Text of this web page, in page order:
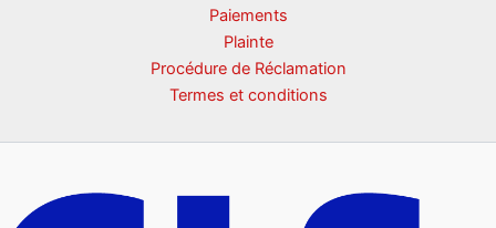
Paiements
Plainte
Procédure de Réclamation
Termes et conditions